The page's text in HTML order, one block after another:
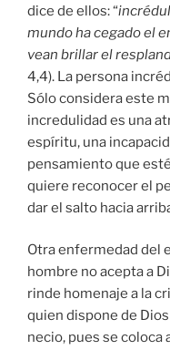
dice de ellos: “
mundo ha cegado el
vean brillar el
4,4). La persona
Sólo considera este
incredulidad es una
espíritu, una
pensamiento que
quiere reconocer el
dar el salto hacia
Otra enfermedad del
hombre no acepta a
rinde homenaje a la
quien dispone de
necio, pues se coloca